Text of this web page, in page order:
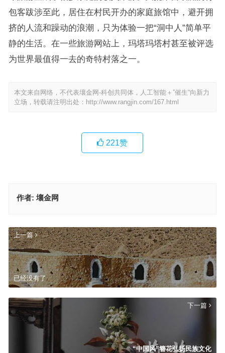
包客跋涉至此，居住在村民开办的家庭旅馆中，避开拥
挤的人流和躁动的浪潮，只为体验一把“洞中人”简单平
静的生活。在一些旅游网站上，玛塔玛塔村甚至被评选
为世界最值得一去的奇特村落之一。
本文来自网络，不代表壤金网-科创共同体，人工智能＋”催生“向新力
立场，转载请注明出处： http://www.rangjin.com/167.html
221赞
作者: 壤金网
上一篇
已经没有了
下一篇
“中国风”簪花弘扬民族文化